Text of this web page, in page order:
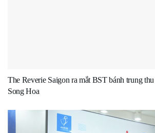
The Reverie Saigon ra mắt BST bánh trung
Song Hoa